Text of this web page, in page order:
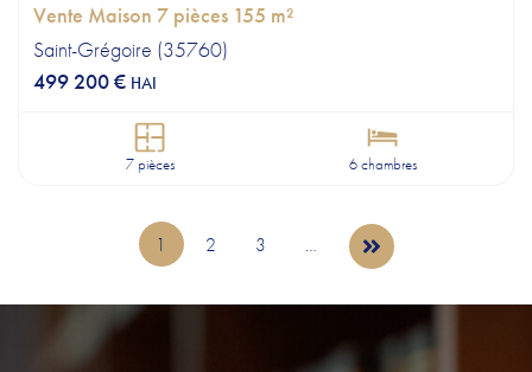
Vente Maison 7 pièces 155 m²
Saint-Grégoire (35760)
499 200 € HAI
7 pièces 6 chambres
1 2 3 …